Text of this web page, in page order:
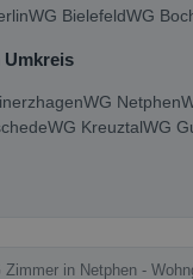
WG BielefeldWG
Umkreis
WG Netphen
WG KreuztalWG
in Netphen -